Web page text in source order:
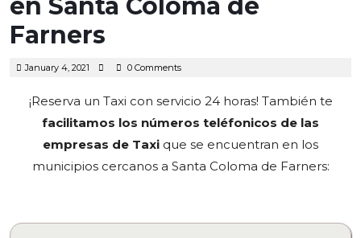
en Santa Coloma de
Farners
January 4, 2021 January 0 Comments
¡Reserva un Taxi con servicio 24 horas! También te
facilitamos los números teléfonicos de las
empresas de Taxi que se encuentran en los
municipios cercanos a Santa Coloma de Farners: